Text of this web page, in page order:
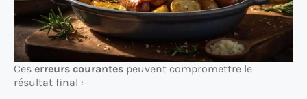
Ces erreurs courantes peuvent compromettre le
résultat final :